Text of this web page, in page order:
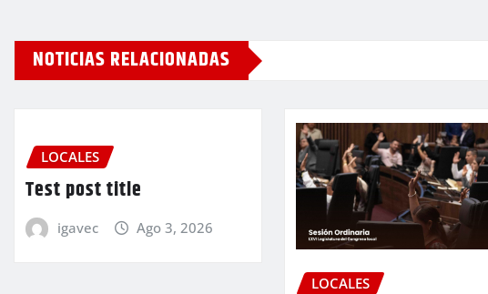
NOTICIAS RELACIONADAS
LOCALES
Test post title
igavec Ago 3, 2026
LOCALES